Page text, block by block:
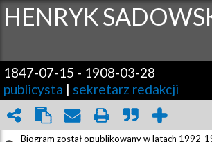
HENRYK
1847-07-15 - 1908-03-28
publicysta | sekretarz redakcji
Biogram został opublikowany w latach 1992-